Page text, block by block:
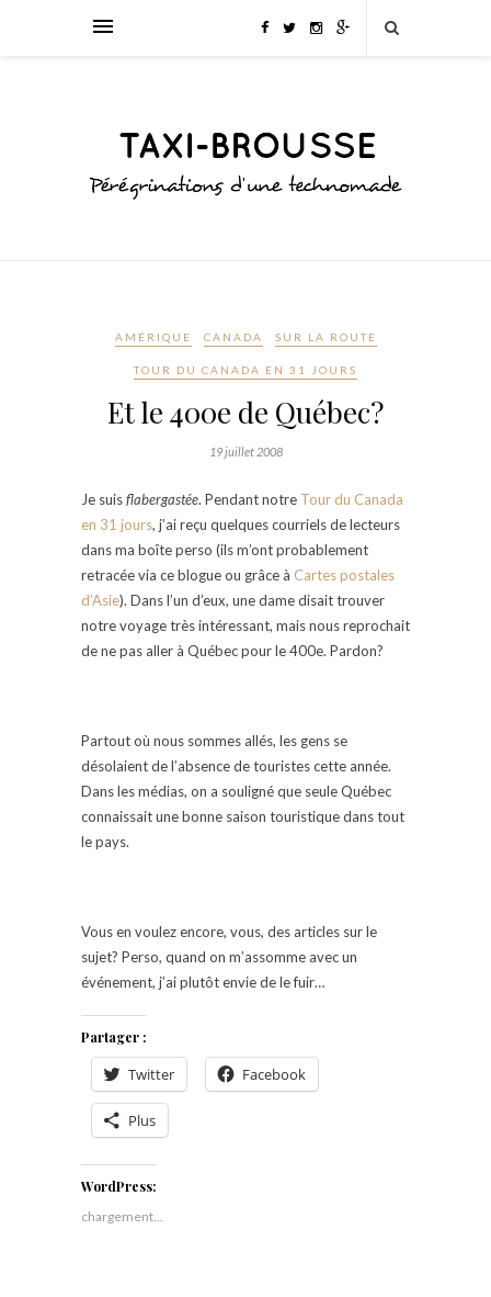
AMÉRIQUE CANADA SUR LA ROUTE
TOUR DU CANADA EN 31 JOURS
Et le 400e de Québec?
19 juillet 2008
Je suisflabergastée. Pendant notre Tour du Canada
en 31 jours, j’ai reçu quelques courriels de lecteurs
dans ma boîte perso (ils m’ont probablement
retracée via ce blogue ou grâce à Cartes postales
d’Asie). Dans l’un d’eux, une dame disait trouver
notre voyage très intéressant, mais nous reprochait
de ne pas aller à Québec pour le 400e. Pardon?
Partout où nous sommes allés, les gens se
désolaient de l’absence de touristes cette année.
Dans les médias, on a souligné que seule Québec
connaissait une bonne saison touristique dans tout
le pays.
Vous en voulez encore, vous, des articles sur le
sujet? Perso, quand on m’assomme avec un
événement, j’ai plutôt envie de le fuir…
Partager :
Twitter Facebook
Plus
WordPress:
chargement…